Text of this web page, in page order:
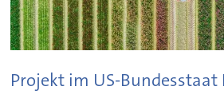
Projekt im US-Bundesstaat